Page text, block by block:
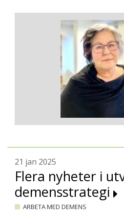
21 jan 2025
Flera nyheter i
demensstrategi
ARBETA MED DEMENS